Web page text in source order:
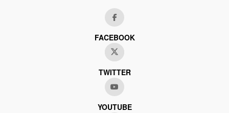
FACEBOOK
TWITTER
YOUTUBE